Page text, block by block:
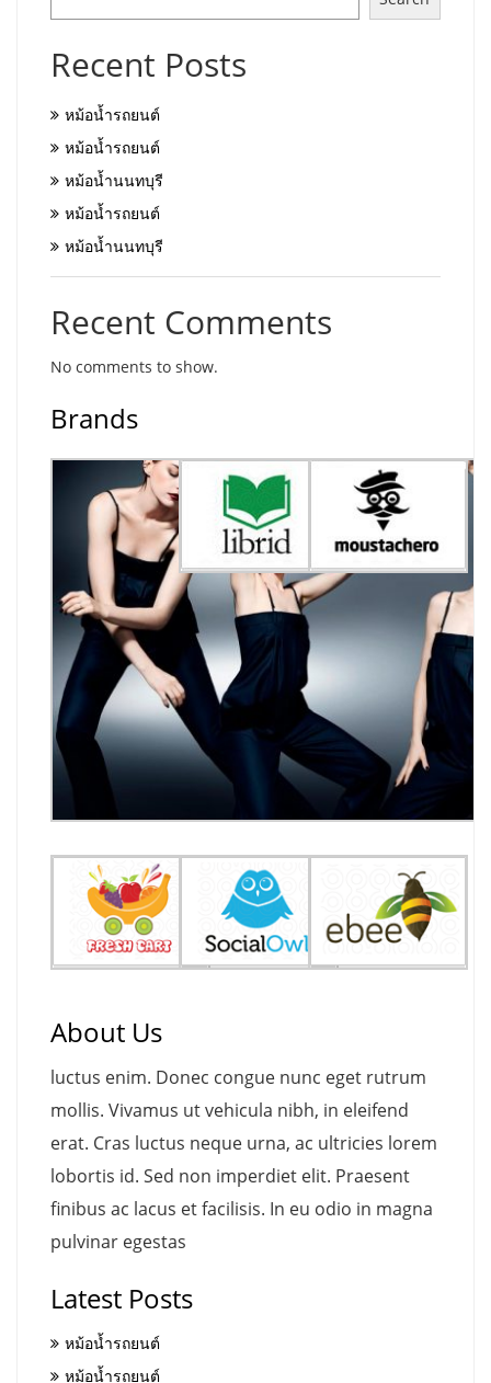
Recent Posts
หม้อน้ำรถยนต์
หม้อน้ำรถยนต์
หม้อน้ำนนทบุรี
หม้อน้ำรถยนต์
หม้อน้ำนนทบุรี
Recent Comments
No comments to show.
Brands
About Us
luctus enim. Donec congue nunc eget rutrum
mollis. Vivamus ut vehicula nibh, in eleifend
erat. Cras luctus neque urna, ac ultricies lorem
lobortis id. Sed non imperdiet elit. Praesent
finibus ac lacus et facilisis. In eu odio in magna
pulvinar egestas
Latest Posts
หม้อน้ำรถยนต์
หม้อน้ำรถยนต์